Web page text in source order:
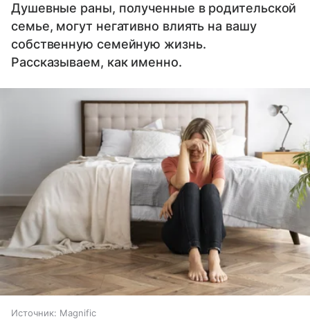
Душевные раны, полученные в родительской
семье, могут негативно влиять на вашу
собственную семейную жизнь.
Рассказываем, как именно.
Источник: Magnific